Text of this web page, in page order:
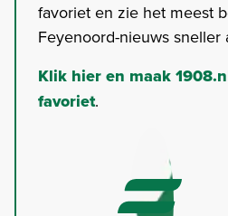
favoriet en zie het meest
Feyenoord-nieuws sneller
Klik hier en maak
favoriet.